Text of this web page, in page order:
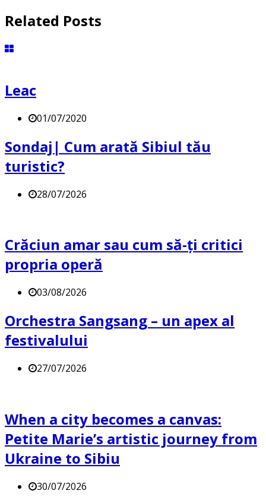
Related Posts
Leac
01/07/2020
Sondaj| Cum arată Sibiul tău
turistic?
28/07/2026
Crăciun amar sau cum să-ți critici
propria operă
03/08/2026
Orchestra Sangsang – un apex al
festivalului
27/07/2026
When a city becomes a canvas:
Petite Marie’s artistic journey from
Ukraine to Sibiu
30/07/2026